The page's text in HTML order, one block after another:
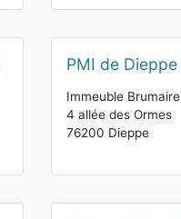
PMI de Dieppe
Immeuble Brumaire
4 allée des Ormes
76200 Dieppe